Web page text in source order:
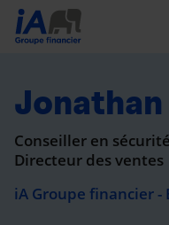
Conseiller en
Directeur des ventes
iA Groupe financier -